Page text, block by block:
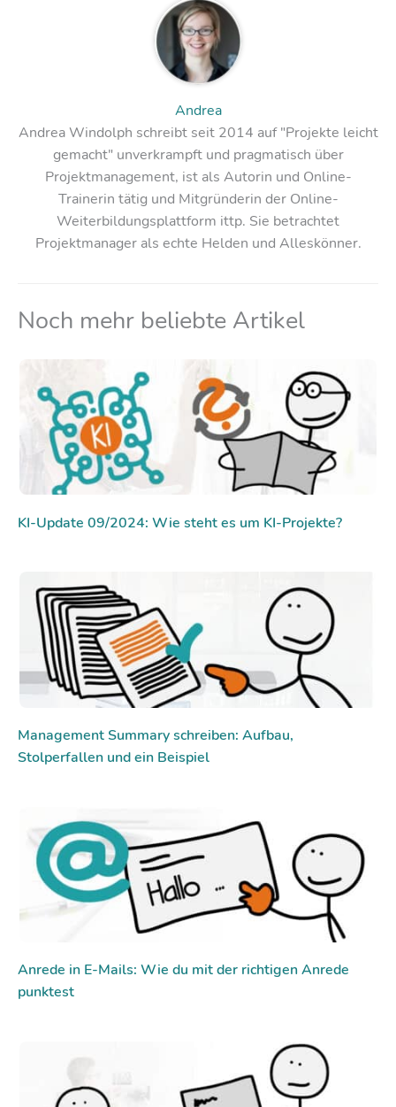
Andrea
Andrea Windolph schreibt seit 2014 auf "Projekte leicht
gemacht" unverkrampft und pragmatisch über
Projektmanagement, ist als Autorin und Online-
Trainerin tätig und Mitgründerin der Online-
Weiterbildungsplattform ittp. Sie betrachtet
Projektmanager als echte Helden und Alleskönner.
Noch mehr beliebte Artikel
KI-Update 09/2024: Wie steht es um KI-Projekte?
Management Summary schreiben: Aufbau,
Stolperfallen und ein Beispiel
Anrede in E-Mails: Wie du mit der richtigen Anrede
punktest